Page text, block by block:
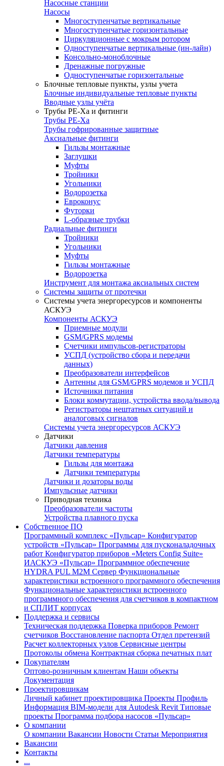
Насосные станции
Насосы
Многоступенчатые вертикальные
Многоступенчатые горизонтальные
Циркуляционные с мокрым ротором
Одноступенчатые вертикальные (ин-лайн)
Консольно-моноблочные
Дренажные погружные
Одноступенчатые горизонтальные
Блочные тепловые пункты, узлы учета
Блочные индивидуальные тепловые пункты
Вводные узлы учёта
Трубы РЕ-Ха и фитинги
Трубы РЕ-Ха
Трубы гофрированные защитные
Аксиальные фитинги
Гильзы монтажные
Заглушки
Муфты
Тройники
Угольники
Водорозетка
Евроконус
Футорки
L-образные трубки
Радиальные фитинги
Тройники
Угольники
Муфты
Гильзы монтажные
Водорозетка
Инструмент для монтажа аксиальных систем
Системы защиты от протечки
Системы учета энергоресурсов и компоненты
АСКУЭ
Компоненты АСКУЭ
Приемные модули
GSM/GPRS модемы
Счетчики импульсов-регистраторы
УСПД (устройство сбора и передачи
данных)
Преобразователи интерфейсов
Антенны для GSM/GPRS модемов и УСПД
Источники питания
Блоки коммутации, устройства ввода/вывода
Регистраторы нештатных ситуаций и
аналоговых сигналов
Системы учета энергоресурсов АСКУЭ
Датчики
Датчики давления
Датчики температуры
Гильзы для монтажа
Датчики температуры
Датчики и дозаторы воды
Импульсные датчики
Приводная техника
Преобразователи частоты
Устройства плавного пуска
Собственное ПО
Программный комплекс «Пульсар» Конфигуратор
устройств «Пульсар» Программы для пусконаладочных
работ Конфигуратор приборов «Meters Config Suite»
ИАСКУЭ «Пульсар» Программное обеспечение
HYDRA PUL M2M Сервер Функциональные
характеристики встроенного программного обеспечения
Функциональные характеристики встроенного
программного обеспечения для счетчиков в компактном
и СПЛИТ корпусах
Поддержка и сервисы
Техническая поддержка Поверка приборов Ремонт
счетчиков Восстановление паспорта Отдел претензий
Расчет коллекторных узлов Сервисные центры
Протоколы обмена Контрактная сборка печатных плат
Покупателям
Оптово-розничным клиентам Наши объекты
Документация
Проектировщикам
Личный кабинет проектировщика Проекты Профиль
Информация BIM-модели для Autodesk Revit Типовые
проекты Программа подбора насосов «Пульсар»
О компании
О компании Вакансии Новости Статьи Мероприятия
Вакансии
Контакты
...